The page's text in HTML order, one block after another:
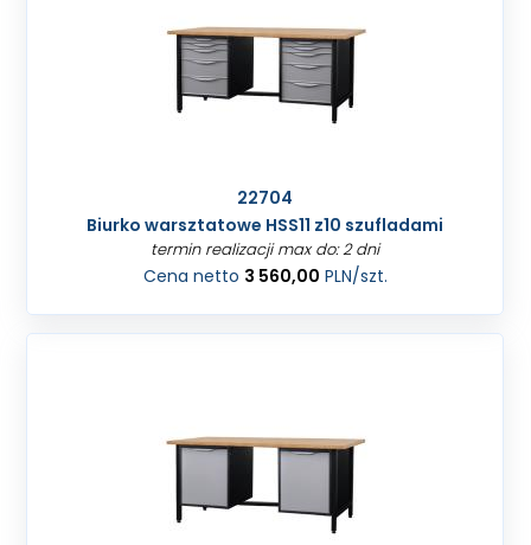
22704
Biurko warsztatowe HSS11 z10 szufladami
termin realizacji max do: 2 dni
Cena netto 3 560,00 PLN/szt.